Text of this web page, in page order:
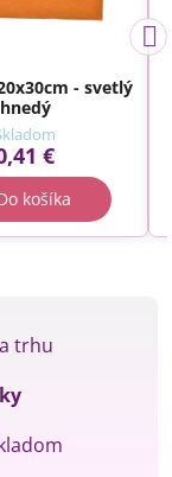
- svetlý
hnedý
€
košíka
trhu